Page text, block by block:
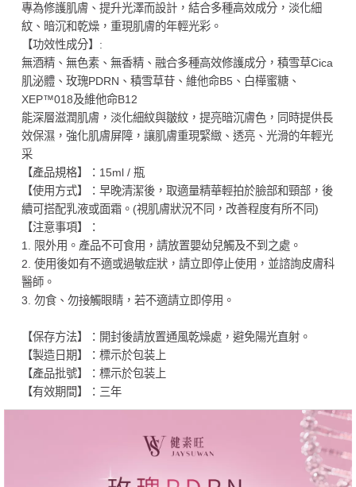
專為修護肌膚、提升光澤而設計，結合多種高效成分，淡化細
紋、暗沉和乾燥，重現肌膚的年輕光彩。
【功效性成分】:
無酒精、無色素、無香精、融合多種高效修護成分，積雪草Cica
肌泌體、玫瑰PDRN、積雪草苷、維他命B5、白樺蜜糖、
XEP™018及維他命B12
能深層滋潤肌膚，淡化細紋與皺紋，提亮暗沉膚色，同時提供長
效保濕，強化肌膚屏障，讓肌膚重現緊緻、透亮、光滑的年輕光
采
【產品規格】：15ml / 瓶
【使用方式】：早晚清潔後，取適量精華輕拍於臉部和頸部，後
續可搭配乳液或面霜。(視肌膚狀況不同，改善程度有所不同)
【注意事項】：
1. 限外用。產品不可食用，請放置嬰幼兒觸及不到之處。
2. 使用後如有不適或過敏症狀，請立即停止使用，並諮詢皮膚科
醫師。
3. 勿食、勿接觸眼睛，若不適請立即停用。
【保存方法】：開封後請放置通風乾燥處，避免陽光直射。
【製造日期】：標示於包装上
【產品批號】：標示於包装上
【有效期間】：三年